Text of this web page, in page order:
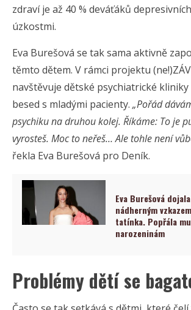
zdraví je až 40 % deváťáků
úzkostmi.
Eva Burešová se tak sama aktivně
těmto dětem. V rámci projektu
navštěvuje dětské psychiatrické kliniky
besed s mladými pacienty. „Pořád
psychiku na druhou kolej. Říkáme: To je
vyrosteš. Moc to neřeš… Ale tohle není
řekla Eva Burešová pro Deník.
Eva Burešová
nádherným
tatínka. Popřála
narozeninám
Problémy dětí se